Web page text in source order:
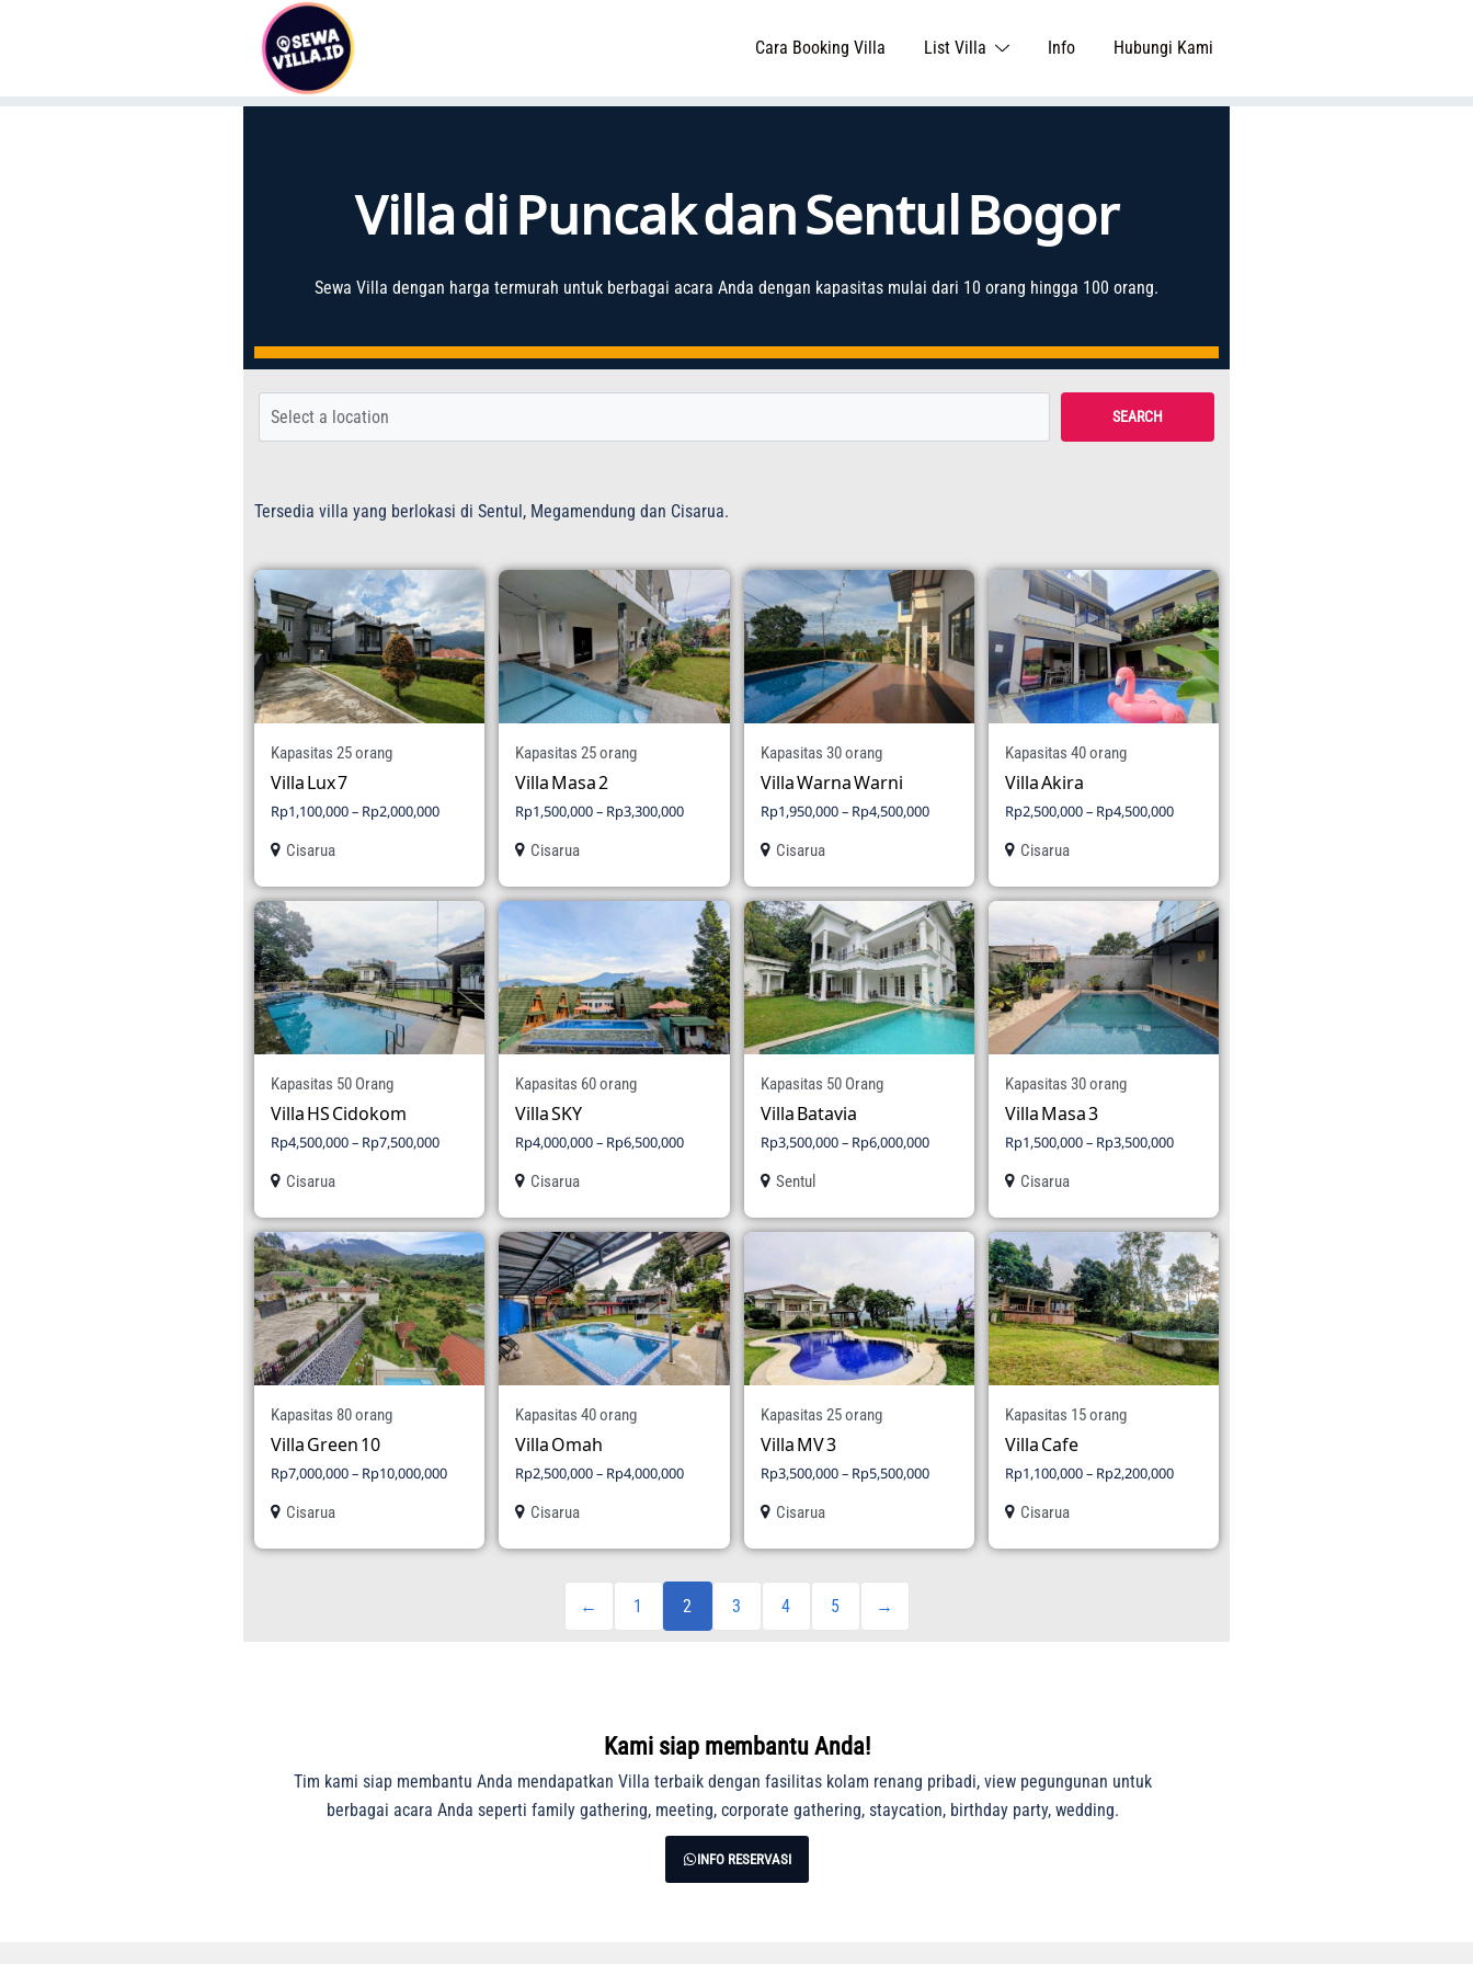
Cara Booking Villa List Villa Info Hubungi Kami
Villa di Puncak dan Sentul Bogor
Sewa Villa dengan harga termurah untuk berbagai acara Anda dengan kapasitas mulai dari 10 orang hingga 100 orang.
SEARCH
Tersedia villa yang berlokasi di Sentul, Megamendung dan Cisarua.
Kapasitas 25 orang
Villa Lux 7
Rp1,100,000– Rp2,000,000
Cisarua
Kapasitas 25 orang
Villa Masa 2
Rp1,500,000– Rp3,300,000
Cisarua
Kapasitas 30 orang
Villa Warna Warni
Rp1,950,000– Rp4,500,000
Cisarua
Kapasitas 40 orang
Villa Akira
Rp2,500,000– Rp4,500,000
Cisarua
Kapasitas 50 Orang
Villa HS Cidokom
Rp4,500,000– Rp7,500,000
Cisarua
Kapasitas 60 orang
Villa SKY
Rp4,000,000– Rp6,500,000
Cisarua
Kapasitas 50 Orang
Villa Batavia
Rp3,500,000– Rp6,000,000
Sentul
Kapasitas 30 orang
Villa Masa 3
Rp1,500,000– Rp3,500,000
Cisarua
Kapasitas 80 orang
Villa Green 10
Rp7,000,000– Rp10,000,000
Cisarua
Kapasitas 40 orang
Villa Omah
Rp2,500,000– Rp4,000,000
Cisarua
Kapasitas 25 orang
Villa MV 3
Rp3,500,000– Rp5,500,000
Cisarua
Kapasitas 15 orang
Villa Cafe
Rp1,100,000– Rp2,200,000
Cisarua
← 1 2 3 4 5 →
Kami siap membantu Anda!
Tim kami siap membantu Anda mendapatkan Villa terbaik dengan fasilitas kolam renang pribadi, view pegungunan untuk
berbagai acara Anda seperti family gathering, meeting, corporate gathering, staycation, birthday party, wedding.
INFO RESERVASI